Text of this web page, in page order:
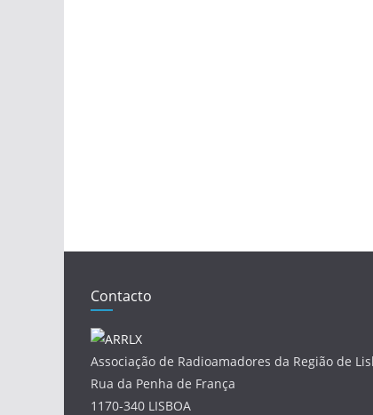
Contacto
Associação de Radioamadores da Região de
Rua da Penha de França
1170-340 LISBOA